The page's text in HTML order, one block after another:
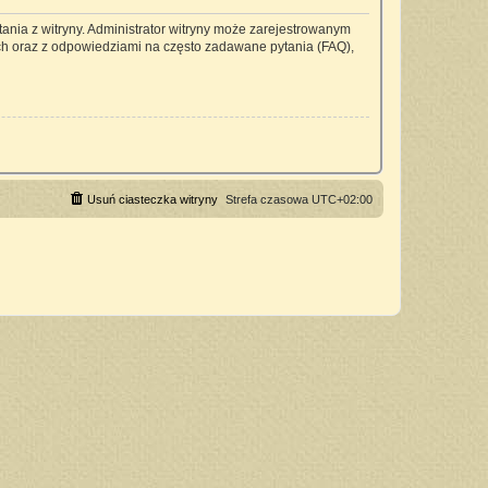
z witryny. Administrator witryny może zarejestrowanym
z odpowiedziami na często zadawane pytania (FAQ),
Strefa czasowa UTC+02:00
Usuń ciasteczka witryny